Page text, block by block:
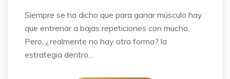
Siempre se ha dicho que para ganar músculo hay
que entrenar a bajas repeticiones con mucho.
Pero, ¿realmente no hay otra forma? la
estrategia dentro...